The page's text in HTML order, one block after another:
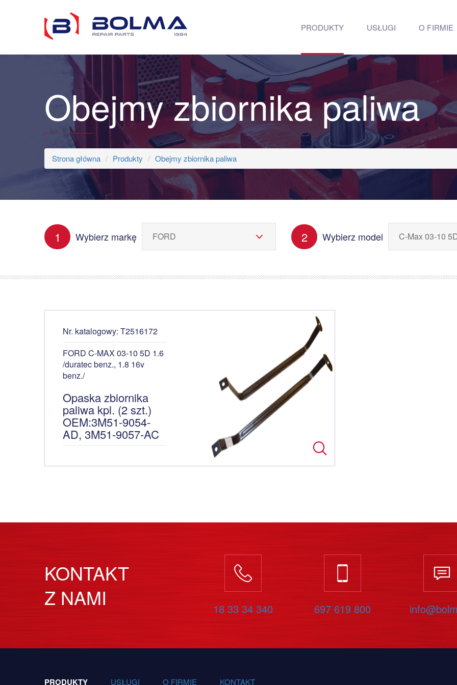
PRODUKTY USŁUGI O FIRMIE
Obejmy zbiornika paliwa
Strona główna Produkty Obejmy zbiornika paliwa
1 Wybierz markę 2 Wybierz model
Nr. katalogowy: T2516172
FORD C-MAX 03-10 5D 1.6
/duratec benz., 1.8 16v
benz./
Opaska zbiornika
paliwa kpl. (2 szt.)
OEM:3M51-9054-
AD, 3M51-9057-AC
KONTAKT
Z NAMI
18 33 34 340 697 619 800
PRODUKTY USŁUGI O FIRMIE KONTAKT